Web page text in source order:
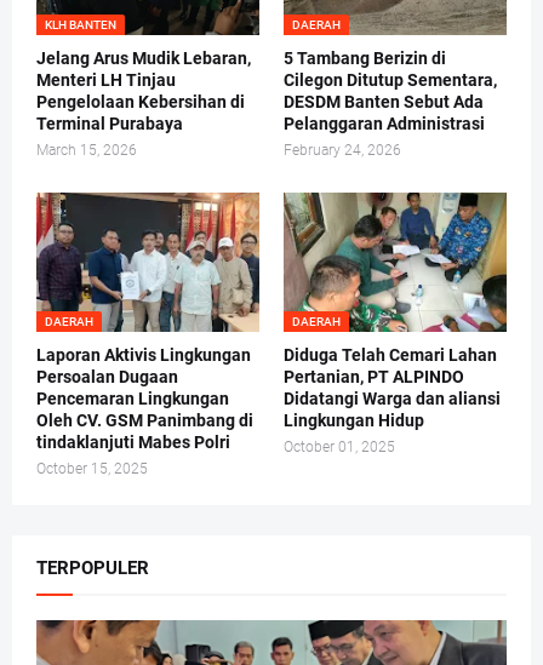
KLH BANTEN
Jelang Arus Mudik Lebaran,
Menteri LH Tinjau
Pengelolaan Kebersihan di
Terminal Purabaya
March 15, 2026
DAERAH
5 Tambang Berizin di
Cilegon Ditutup Sementara,
DESDM Banten Sebut Ada
Pelanggaran Administrasi
February 24, 2026
DAERAH
Laporan Aktivis Lingkungan
Persoalan Dugaan
Pencemaran Lingkungan
Oleh CV. GSM Panimbang di
tindaklanjuti Mabes Polri
October 15, 2025
DAERAH
Diduga Telah Cemari Lahan
Pertanian, PT ALPINDO
Didatangi Warga dan aliansi
Lingkungan Hidup
October 01, 2025
TERPOPULER